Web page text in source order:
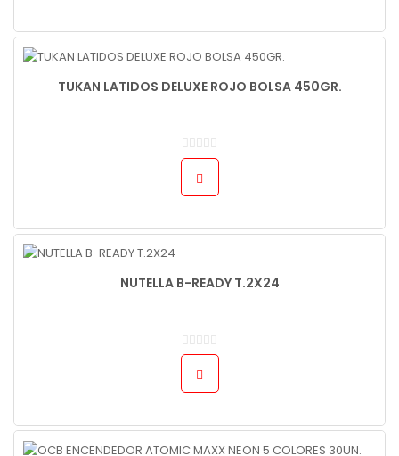
TUKAN LATIDOS DELUXE ROJO BOLSA 450GR.
NUTELLA B-READY T.2X24